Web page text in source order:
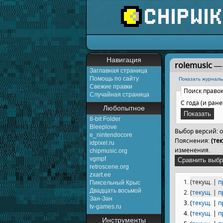
Навигация
Заглавная страница
Помощь по сайту
Свежие правки
Случайная страница
Любопытное
8-bit Folder
Bleeplove
e_nintendocore
idpixel.ru
chipmusic.org
vgmpf
retroscene.org
zxart.ee
Пиксельный Крыс
Двадцать восьмой
Зан-Зан
tv-games.ru
Инструменты
Перейти к:
rolemusic —
Показать
Поиск правок
С года (и
Выбор версий:
Пояснения:
изменения.
(текущ. |
(текущ. |
(текущ. |
(текущ. |